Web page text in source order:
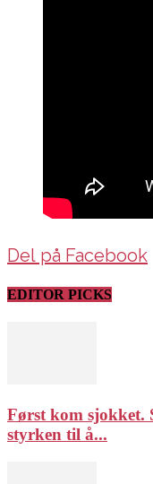
Del på Facebook
EDITOR PICKS
Først kom sjokket.
styrken til å...